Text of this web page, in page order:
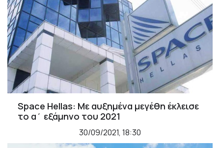
Space Hellas: Με αυξημένα μεγέθη έκλεισε
το α΄ εξάμηνο του 2021
30/09/2021, 18:30